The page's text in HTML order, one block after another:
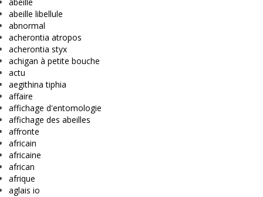
abeille libellule
abnormal
acherontia atropos
acherontia styx
achigan à petite bouche
actu
aegithina tiphia
affaire
affichage d'entomologie
affichage des abeilles
affronte
africain
africaine
african
afrique
aglais io